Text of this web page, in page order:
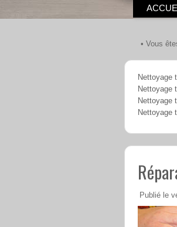
• Vous
Nettoyage
Nettoyage
Nettoyage
Nettoyage
Publié le